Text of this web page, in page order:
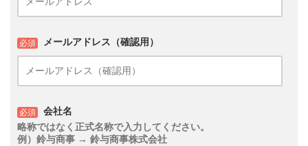
必須 メールアドレス（確認用）
必須
会社名
略称ではなく正式名称で入力してください。
例）鈴与商事 → 鈴与商事株式会社